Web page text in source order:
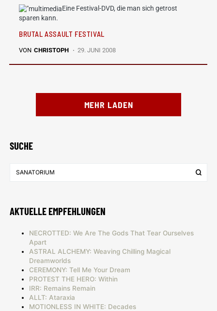
Eine Festival-DVD, die man sich getrost
sparen kann.
BRUTAL ASSAULT FESTIVAL
VON CHRISTOPH 29. JUNI 2008
MEHR LADEN
SUCHE
AKTUELLE EMPFEHLUNGEN
NECROTTED: We Are The Gods That Tear Ourselves
Apart
ASTRAL ALCHEMY: Weaving Chilling Magical
Dreamworlds
CEREMONY: Tell Me Your Dream
PROTEST THE HERO: Within
IRR: Remains Remain
ALLT: Ataraxia
MOTIONLESS IN WHITE: Decades